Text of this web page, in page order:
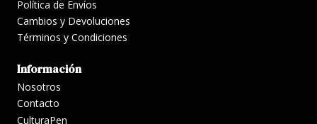
Política de Envíos
Cambios y Devoluciones
Términos y Condiciones
Información
Nosotros
Contacto
CulturaPen